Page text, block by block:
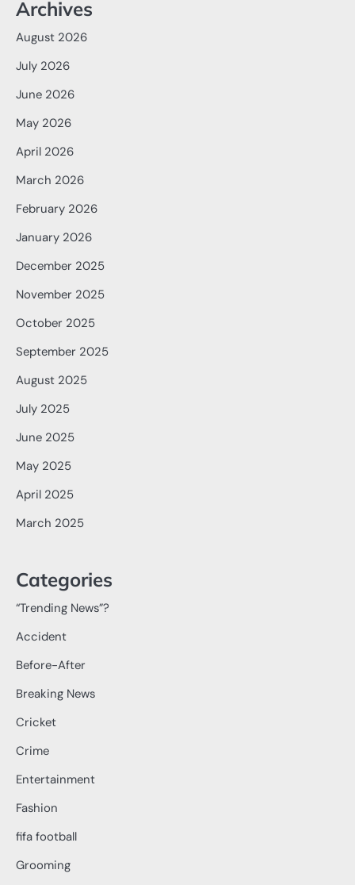
Archives
August 2026
July 2026
June 2026
May 2026
April 2026
March 2026
February 2026
January 2026
December 2025
November 2025
October 2025
September 2025
August 2025
July 2025
June 2025
May 2025
April 2025
March 2025
Categories
“Trending News”?
Accident
Before-After
Breaking News
Cricket
Crime
Entertainment
Fashion
fifa football
Grooming